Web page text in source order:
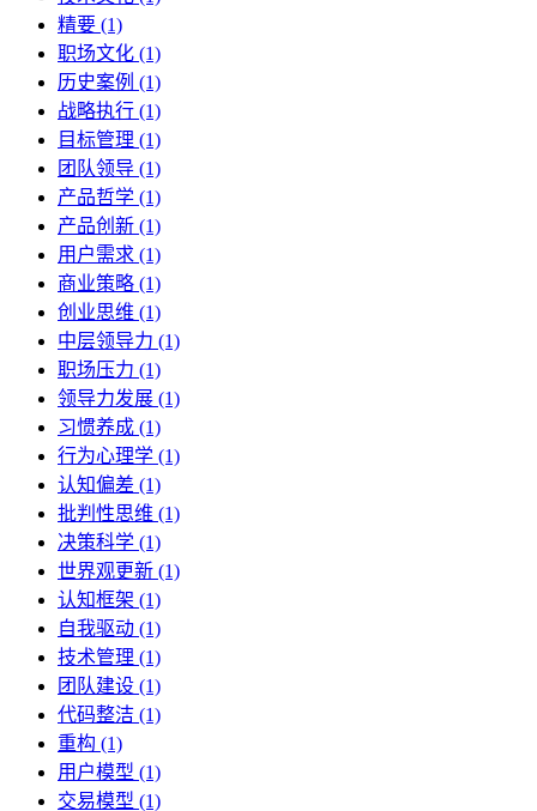
精要 (1)
职场文化 (1)
历史案例 (1)
战略执行 (1)
目标管理 (1)
团队领导 (1)
产品哲学 (1)
产品创新 (1)
用户需求 (1)
商业策略 (1)
创业思维 (1)
中层领导力 (1)
职场压力 (1)
领导力发展 (1)
习惯养成 (1)
行为心理学 (1)
认知偏差 (1)
批判性思维 (1)
决策科学 (1)
世界观更新 (1)
认知框架 (1)
自我驱动 (1)
技术管理 (1)
团队建设 (1)
代码整洁 (1)
重构 (1)
用户模型 (1)
交易模型 (1)